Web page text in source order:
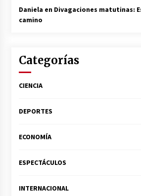
Daniela en Divagaciones matutinas:
camino
Categorías
CIENCIA
DEPORTES
ECONOMÍA
ESPECTÁCULOS
INTERNACIONAL